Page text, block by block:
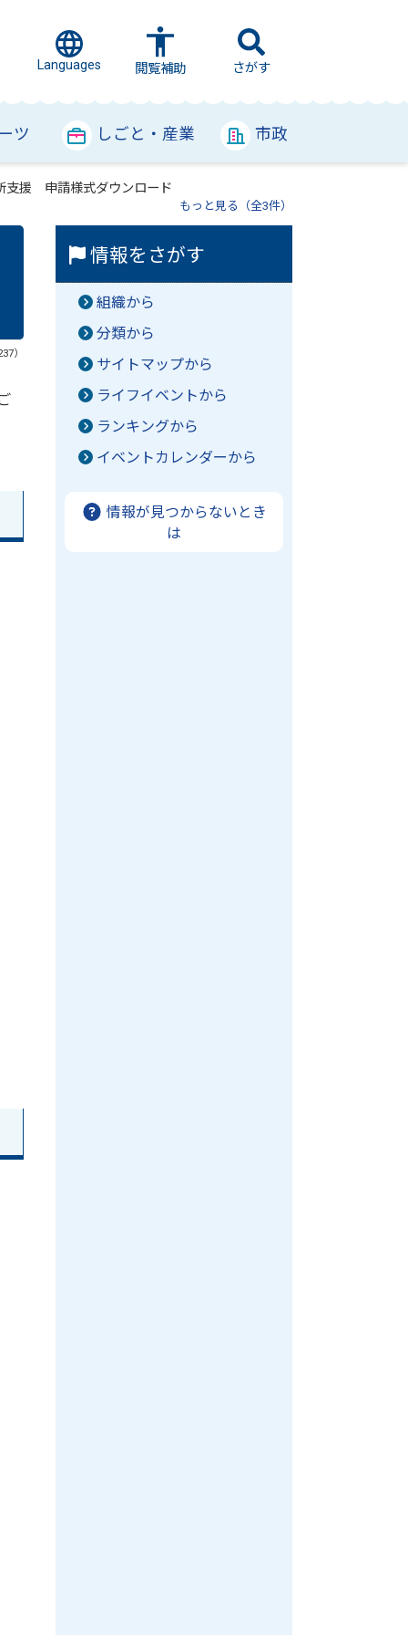
Languages 閲覧補助 さがす
ツ しごと・産業 市政
支援 申請様式ダウンロード
もっと見る（全3件）
）
情報をさがす
組織から
分類から
サイトマップから
ライフイベントから
ランキングから
イベントカレンダーから
情報が見つからないとき
は